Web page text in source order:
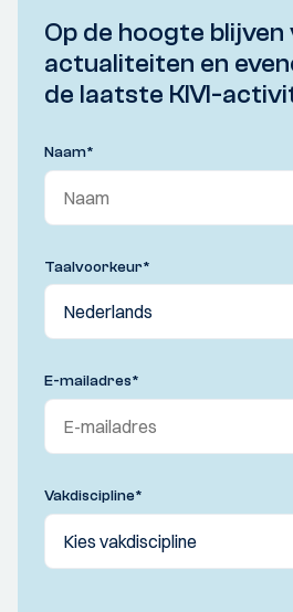
Op de hoogte blijven
actualiteiten en
de laatste KIVI-
Naam*
Taalvoorkeur*
E-mailadres*
Vakdiscipline*